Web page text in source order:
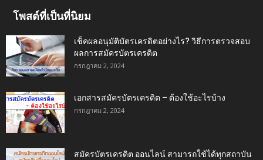
โพสต์ที่เป็นที่นิยม
เช็คผลอนุมัติบัตรเครดิตอย่างไร? วิธีการตรวจสอบ
ผลการสมัครบัตรเครดิต
กรกฎาคม 2, 2024
เอกสารสมัครบัตรเครดิต – ต้องใช้อะไรบ้าง
กรกฎาคม 2, 2024
สมัครบัตรเครดิต ออนไลน์ สามารถใช้ได้ทุกสถาบัน